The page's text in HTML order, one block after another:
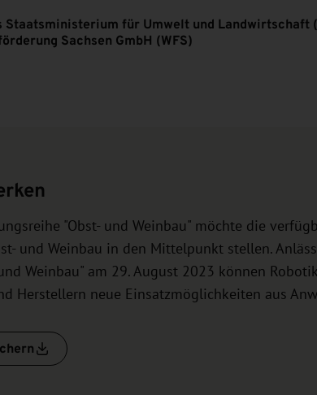
Staatsministerium für Umwelt und Landwirtschaft
Sachsen GmbH (WFS)
"Obst- und Weinbau" möchte die
und Weinbau in den Mittelpunkt stellen.
Weinbau" am 29. August 2023 können
Herstellern neue Einsatzmöglichkeiten aus